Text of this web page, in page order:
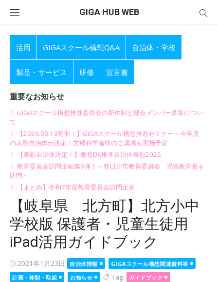
GIGA HUB WEB
活用 GIGAスクール構想Q&A 自治体・学校
製品・サービス 研修 宣言書
重要なお知らせ
GIGAスクール構想推進委員会の新体制と部会メンバー募集につい
て
【2026.03.13開催！】GIGAスクール構想推進セミナー～今年度
の表彰自治体が決定！文部科学省様のご講演も実施予定！
【表彰自治体決定！】教育DX推進自治体表彰2025
教育委員会訪問企画第6弾！～春日井市教育委員会 児島教育長を
訪問～
【まとめ】令和7年度教育委員会訪問企画
【岐阜県 北方町】北方小中
学校版 保護者・児童生徒用
iPad活用ガイドブック
Posted
on
2021年1月23日 自治体情報
GIGAスクール構想関連資料等
計画・体制・取組
お知らせ Tag:
ガイドブック